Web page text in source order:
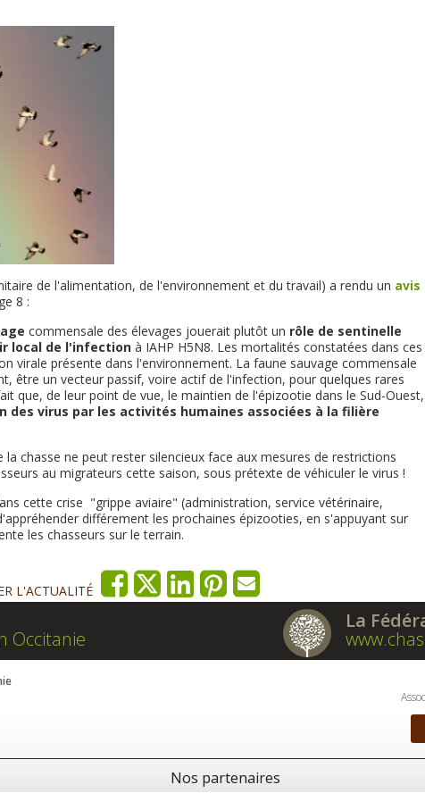
de l'alimentation, de l'environnement et du travail) a rendu un avis
8 :
commensale des élevages jouerait plutôt un rôle de sentinelle
local de l'infectionà IAHP H5N8. Les mortalités constatées dans ces
virale présente dans l'environnement. La faune sauvage commensale
être un vecteur passif, voire actif de l'infection, pour quelques rares
que, de leur point de vue, le maintien de l'épizootie dans le Sud-Ouest,
virus par les activités humaines associées à la filière
chasse ne peut rester silencieux face aux mesures de restrictions
au migrateurs cette saison, sous prétexte de véhiculer le virus !
cette crise "grippe aviaire" (administration, service vétérinaire,
différement les prochaines épizooties, en s'appuyant sur
les chasseurs sur le terrain.
L'ACTUALITÉ
Occitanie
La
Nos partenaires